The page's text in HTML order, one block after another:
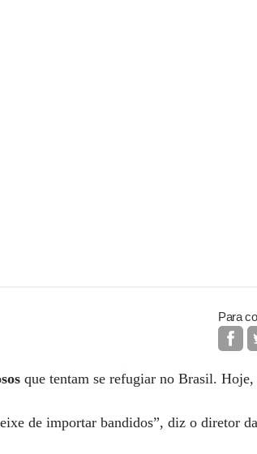
Para
que tentam se refugiar no Brasil. Hoje,
de importar bandidos”, diz o diretor